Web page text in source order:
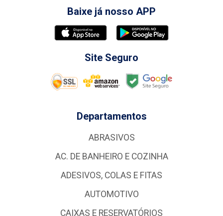
Baixe já nosso APP
Site Seguro
Departamentos
ABRASIVOS
AC. DE BANHEIRO E COZINHA
ADESIVOS, COLAS E FITAS
AUTOMOTIVO
CAIXAS E RESERVATÓRIOS